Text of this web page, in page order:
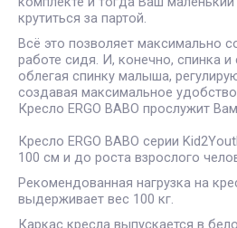
крутиться за партой.
Всё это позволяет максимально
работе сидя. И, конечно, спинка
облегая спинку малыша,
создавая максимальное
Кресло ERGO BABO прослужит
Кресло ERGO BABO серии
100 см и до роста взрослого
Рекомендованная нагрузка на
выдерживает вес 100 кг.
Каркас кресла выпускается в